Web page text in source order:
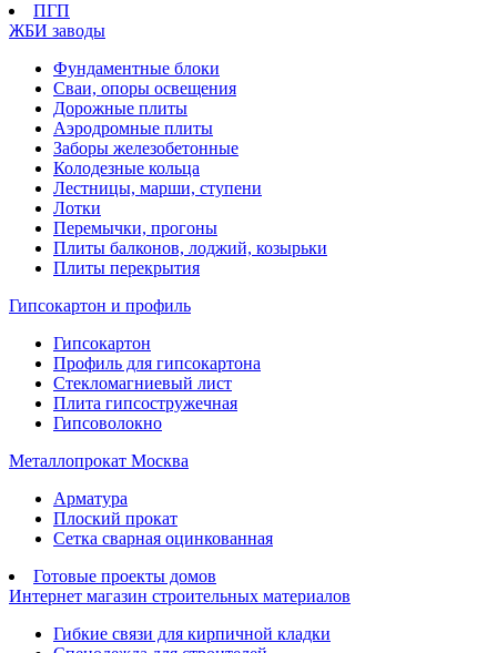
ПГП
ЖБИ заводы
Фундаментные блоки
Сваи, опоры освещения
Дорожные плиты
Аэродромные плиты
Заборы железобетонные
Колодезные кольца
Лестницы, марши, ступени
Лотки
Перемычки, прогоны
Плиты балконов, лоджий, козырьки
Плиты перекрытия
Гипсокартон и профиль
Гипсокартон
Профиль для гипсокартона
Стекломагниевый лист
Плита гипсостружечная
Гипсоволокно
Металлопрокат Москва
Арматура
Плоский прокат
Сетка сварная оцинкованная
Готовые проекты домов
Интернет магазин строительных материалов
Гибкие связи для кирпичной кладки